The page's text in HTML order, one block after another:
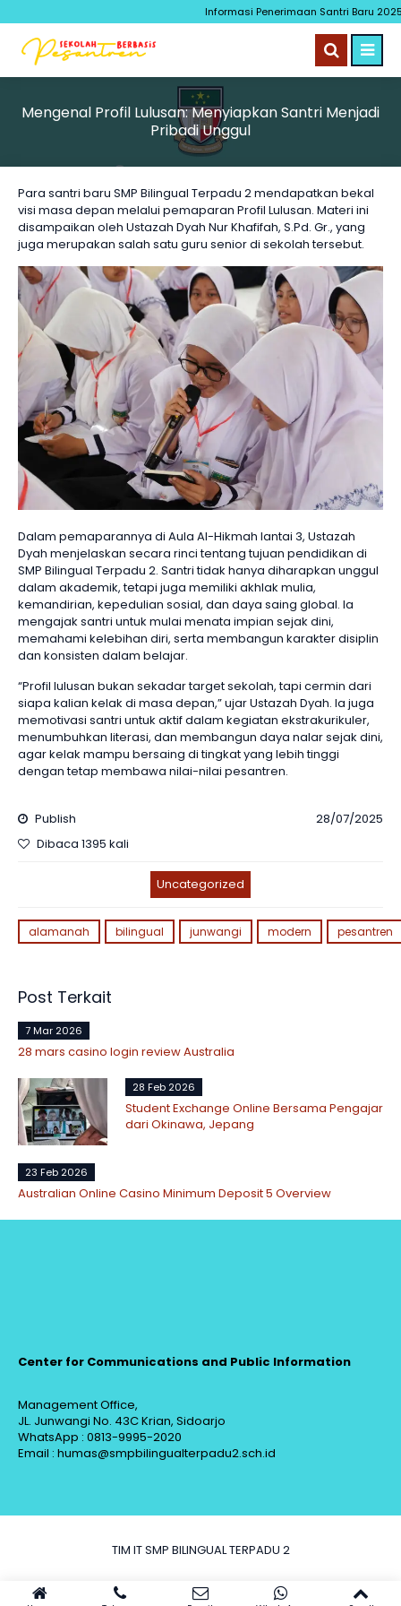
Informasi Penerimaan Santri Baru
Mengenal Profil Lulusan: Menyiapkan Santri Menjadi
Pribadi Unggul
Para santri baru SMP Bilingual Terpadu 2 mendapatkan bekal
visi masa depan melalui pemaparan Profil Lulusan. Materi ini
disampaikan oleh Ustazah Dyah Nur Khafifah, S.Pd. Gr., yang
juga merupakan salah satu guru senior di sekolah tersebut.
Dalam pemaparannya di Aula Al-Hikmah lantai 3, Ustazah
Dyah menjelaskan secara rinci tentang tujuan pendidikan di
SMP Bilingual Terpadu 2. Santri tidak hanya diharapkan unggul
dalam akademik, tetapi juga memiliki akhlak mulia,
kemandirian, kepedulian sosial, dan daya saing global. Ia
mengajak santri untuk mulai menata impian sejak dini,
memahami kelebihan diri, serta membangun karakter disiplin
dan konsisten dalam belajar.
“Profil lulusan bukan sekadar target sekolah, tapi cermin dari
siapa kalian kelak di masa depan,” ujar Ustazah Dyah. Ia juga
memotivasi santri untuk aktif dalam kegiatan ekstrakurikuler,
menumbuhkan literasi, dan membangun daya nalar sejak dini,
agar kelak mampu bersaing di tingkat yang lebih tinggi
dengan tetap membawa nilai-nilai pesantren.
Publish
28/07/2025
Dibaca 1395 kali
Uncategorized
alamanah bilingual junwangi modern pesantren
Post Terkait
7 Mar 2026
28 mars casino login review Australia
28 Feb 2026
Student Exchange Online Bersama Pengajar
dari Okinawa, Jepang
23 Feb 2026
Australian Online Casino Minimum Deposit 5 Overview
Center for Communications and Public Information
Management Office,
JL. Junwangi No. 43C Krian, Sidoarjo
WhatsApp : 0813-9995-2020
Email : humas@smpbilingualterpadu2.sch.id
TIM IT SMP BILINGUAL TERPADU 2